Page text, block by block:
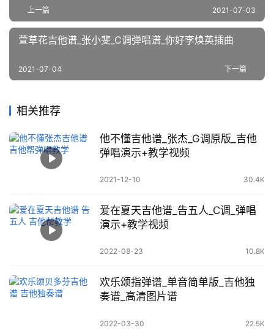
上一篇 2021-07-03
萱草花吉他谱_张小斐_C调弹唱谱_你好李焕英插曲
下一篇
2021-07-04
相关推荐
他不懂吉他谱_张杰_G调原版_吉他
弹唱演示+教学视频
2021-12-10 30.4K
爱在夏天吉他谱_告五人_C调_弹唱
演示+教学视频
2022-08-23 10.8K
欢乐颂指弹谱_单音简单版_吉他独
奏谱_高清图片谱
2022-03-30 22.5K